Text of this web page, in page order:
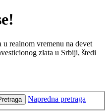
u realnom vremenu na devet
zlata u Srbiji, štedi
Napredna pretraga